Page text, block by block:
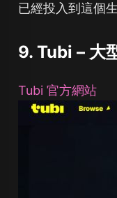
已經投入到這個
9. Tubi – 大
Tubi 官方網站